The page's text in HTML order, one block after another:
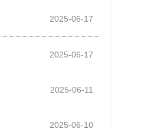
2025-06-17
2025-06-17
2025-06-11
2025-06-10